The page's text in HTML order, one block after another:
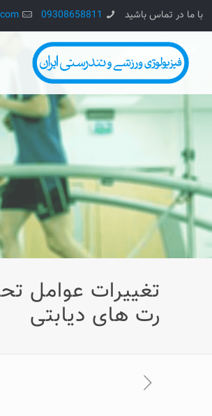
با ما در تماس باشید 09308658811
تغييرات عوامل
رت های ديابتی